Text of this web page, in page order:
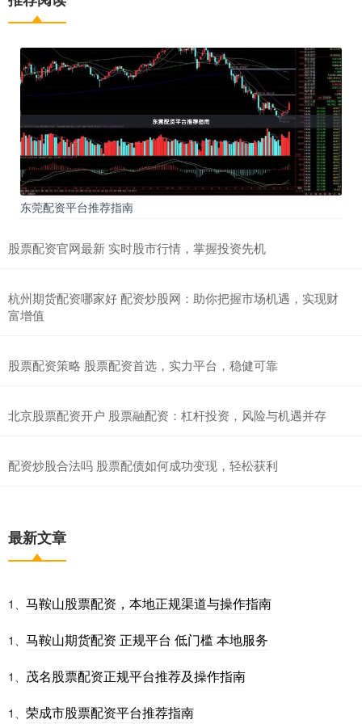
东莞配资平台推荐指南
股票配资官网最新 实时股市行情，掌握投资先机
杭州期货配资哪家好 配资炒股网：助你把握市场机遇，实现财
富增值
股票配资策略 股票配资首选，实力平台，稳健可靠
北京股票配资开户 股票融配资：杠杆投资，风险与机遇并存
配资炒股合法吗 股票配债如何成功变现，轻松获利
最新文章
1、 马鞍山股票配资，本地正规渠道与操作指南
1、 马鞍山期货配资 正规平台 低门槛 本地服务
1、 茂名股票配资正规平台推荐及操作指南
1、 荣成市股票配资平台推荐指南